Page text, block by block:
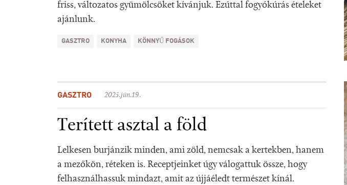
friss, változatos gyümölcsöket kívánjuk. Ezúttal fogyókúrás ételeket
ajánlunk.
GASZTRO KONYHA KÖNNYŰ FOGÁSOK
GASZTRO 2025.jún.19.
Terített asztal a föld
Lelkesen burjánzik minden, ami zöld, nemcsak a kertekben, hanem
a mezőkön, réteken is. Receptjeinket úgy válogattuk össze, hogy
felhasználhassuk mindazt, amit az újjáéledt természet kínál.